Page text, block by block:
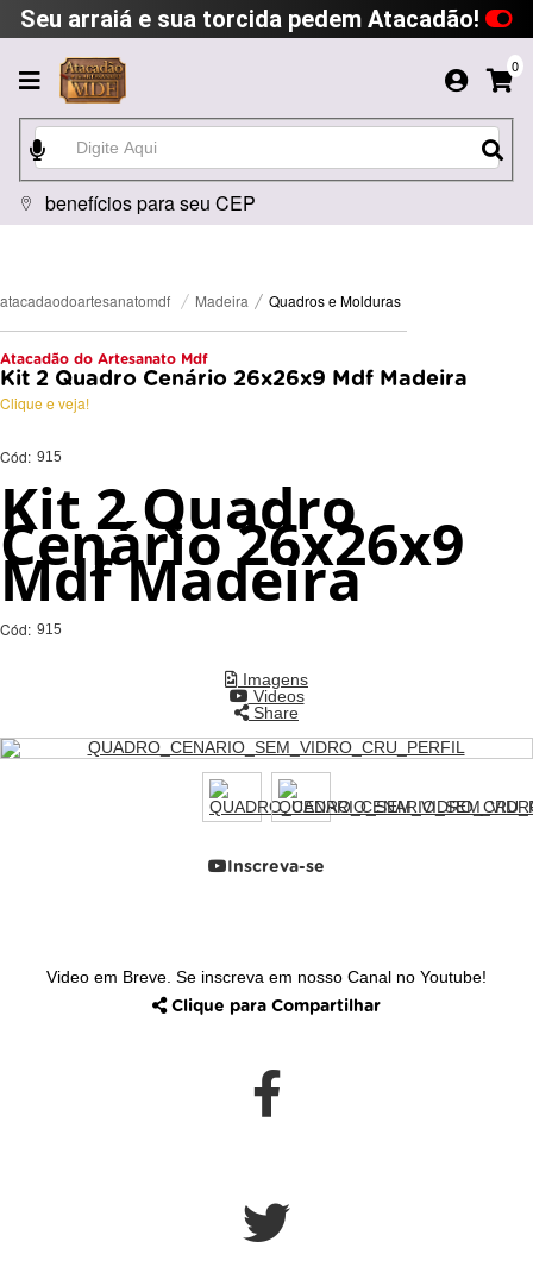
Seu arraiá e sua torcida pedem Atacadão!
0
benefícios para seu CEP
atacadaodoartesanatomdf Madeira Quadros e Molduras
Atacadão do Artesanato Mdf
Kit 2 Quadro Cenário 26x26x9 Mdf Madeira
Clique e veja!
Cód: 915
Kit 2 Quadro
Cenário 26x26x9
Mdf Madeira
Cód: 915
Imagens
Videos
Share
Inscreva-se
Video em Breve. Se inscreva em nosso Canal no Youtube!
Clique para Compartilhar